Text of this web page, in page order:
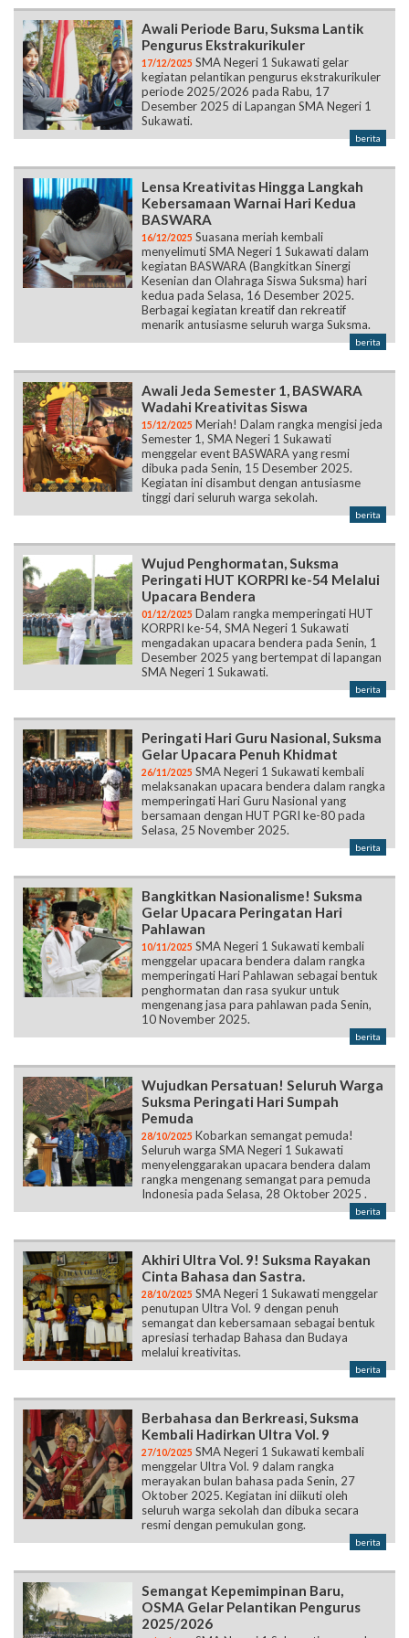
Awali Periode Baru, Suksma Lantik
Pengurus Ekstrakurikuler
17/12/2025 SMA Negeri 1 Sukawati gelar
kegiatan pelantikan pengurus ekstrakurikuler
periode 2025/2026 pada Rabu, 17
Desember 2025 di Lapangan SMA Negeri 1
Sukawati.
berita
Lensa Kreativitas Hingga Langkah
Kebersamaan Warnai Hari Kedua
BASWARA
16/12/2025 Suasana meriah kembali
menyelimuti SMA Negeri 1 Sukawati dalam
kegiatan BASWARA (Bangkitkan Sinergi
Kesenian dan Olahraga Siswa Suksma) hari
kedua pada Selasa, 16 Desember 2025.
Berbagai kegiatan kreatif dan rekreatif
menarik antusiasme seluruh warga Suksma.
berita
Awali Jeda Semester 1, BASWARA
Wadahi Kreativitas Siswa
15/12/2025 Meriah! Dalam rangka mengisi jeda
Semester 1, SMA Negeri 1 Sukawati
menggelar event BASWARA yang resmi
dibuka pada Senin, 15 Desember 2025.
Kegiatan ini disambut dengan antusiasme
tinggi dari seluruh warga sekolah.
berita
Wujud Penghormatan, Suksma
Peringati HUT KORPRI ke-54 Melalui
Upacara Bendera
01/12/2025 Dalam rangka memperingati HUT
KORPRI ke-54, SMA Negeri 1 Sukawati
mengadakan upacara bendera pada Senin, 1
Desember 2025 yang bertempat di lapangan
SMA Negeri 1 Sukawati.
berita
Peringati Hari Guru Nasional, Suksma
Gelar Upacara Penuh Khidmat
26/11/2025 SMA Negeri 1 Sukawati kembali
melaksanakan upacara bendera dalam rangka
memperingati Hari Guru Nasional yang
bersamaan dengan HUT PGRI ke-80 pada
Selasa, 25 November 2025.
berita
Bangkitkan Nasionalisme! Suksma
Gelar Upacara Peringatan Hari
Pahlawan
10/11/2025 SMA Negeri 1 Sukawati kembali
menggelar upacara bendera dalam rangka
memperingati Hari Pahlawan sebagai bentuk
penghormatan dan rasa syukur untuk
mengenang jasa para pahlawan pada Senin,
10 November 2025.
berita
Wujudkan Persatuan! Seluruh Warga
Suksma Peringati Hari Sumpah
Pemuda
28/10/2025 Kobarkan semangat pemuda!
Seluruh warga SMA Negeri 1 Sukawati
menyelenggarakan upacara bendera dalam
rangka mengenang semangat para pemuda
Indonesia pada Selasa, 28 Oktober 2025 .
berita
Akhiri Ultra Vol. 9! Suksma Rayakan
Cinta Bahasa dan Sastra.
28/10/2025 SMA Negeri 1 Sukawati menggelar
penutupan Ultra Vol. 9 dengan penuh
semangat dan kebersamaan sebagai bentuk
apresiasi terhadap Bahasa dan Budaya
melalui kreativitas.
berita
Berbahasa dan Berkreasi, Suksma
Kembali Hadirkan Ultra Vol. 9
27/10/2025 SMA Negeri 1 Sukawati kembali
menggelar Ultra Vol. 9 dalam rangka
merayakan bulan bahasa pada Senin, 27
Oktober 2025. Kegiatan ini diikuti oleh
seluruh warga sekolah dan dibuka secara
resmi dengan pemukulan gong.
berita
Semangat Kepemimpinan Baru,
OSMA Gelar Pelantikan Pengurus
2025/2026